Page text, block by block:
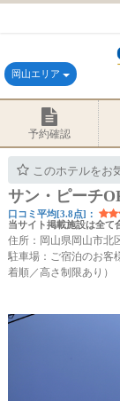
岡山エリア
予約確認
このホテルをお
サン・ピーチ
口コミ平均[3.8点]：
当サイト掲載施設は全て
住所：岡山県岡山市北
駐車場：ご宿泊のお客
着順／高さ制限あり）